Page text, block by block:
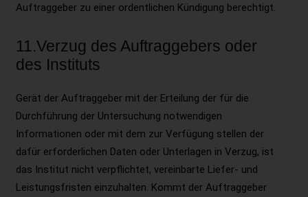
Auftraggeber zu einer ordentlichen Kündigung berechtigt.
11.Verzug des Auftraggebers oder
des Instituts
Gerät der Auftraggeber mit der Erteilung der für die
Durchführung der Untersuchung notwendigen
Informationen oder mit dem zur Verfügung stellen der
dafür erforderlichen Daten oder Unterlagen in Verzug, ist
das Institut nicht verpflichtet, vereinbarte Liefer- und
Leistungsfristen einzuhalten. Kommt der Auftraggeber